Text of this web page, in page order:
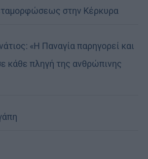
στην Κέρκυρα
«Η Παναγία παρηγορεί και
κάθε πληγή της ανθρώπινης